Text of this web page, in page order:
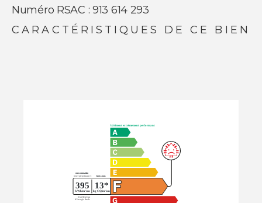
Numéro RSAC : 913 614 293
CARACTÉRISTIQUES DE CE BIEN